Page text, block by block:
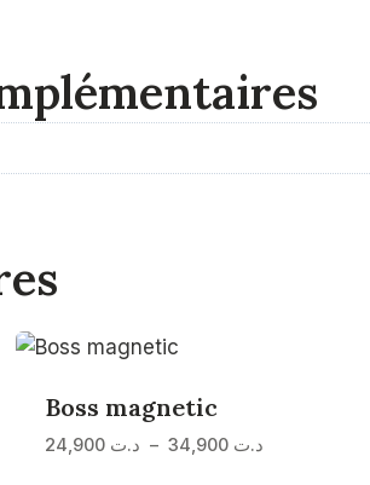
Boss magnetic
د.ت – د.ت